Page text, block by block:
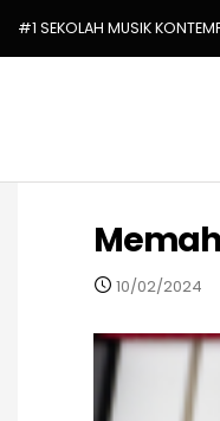
#1 SEKOLAH MUSIK
10/02/2024